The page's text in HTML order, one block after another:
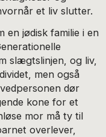
et liv slutter.
en jødisk familie i en
slægtslinjen, og liv,
men også
dør
kone for et
mor må ty til
overlever,